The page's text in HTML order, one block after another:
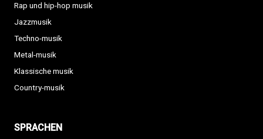
Rap und hip-hop musik
Jazzmusik
Techno-musik
Metal-musik
Klassische musik
Country-musik
SPRACHEN